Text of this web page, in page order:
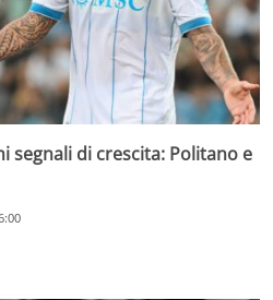
segnali di crescita: Politano e